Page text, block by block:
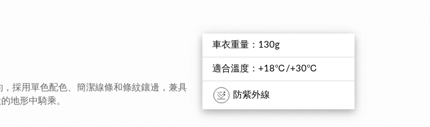
採用單色配色、簡潔線條和條紋鑲邊，兼具
地形中騎乘。
車衣重量：130g
適合溫度：+18℃/+30℃
防紫外線